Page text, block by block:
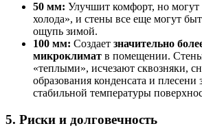
50 мм: Улучшит комфорт, но могут
холода», и стены все еще могут
ощупь зимой.
100 мм: Создает значительно
микроклимат в помещении. Стены
«теплыми», исчезают сквозняки,
образования конденсата и плесени
стабильной температуры
5. Риски и долговечность